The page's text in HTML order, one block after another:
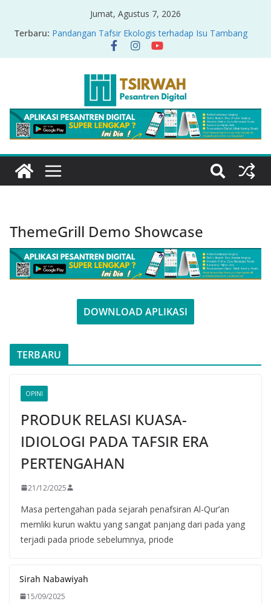
Jumat, Agustus 7, 2026
Terbaru: Pandangan Tafsir Ekologis terhadap Isu Tambang
Nikel di Raja Ampat
PRODUK RELASI KUASA-IDIOLOGI PADA TAFSIR
Sirah Nabawiyah
Oversharing dan Privasi dalam Al-Qur’an: “Ketika
Ayat Bicara Soal Curhat di Sosmed”
Menyikapi Fatherless, Kisah Lukman Menjadi
Cerminan
ThemeGrill Demo Showcase
DOWNLOAD APLIKASI
TERBARU
OPINI
PRODUK RELASI KUASA-
IDIOLOGI PADA TAFSIR ERA
PERTENGAHAN
21/12/2025
Masa pertengahan pada sejarah penafsiran Al-Qur’an
memliki kurun waktu yang sangat panjang dari pada yang
terjadi pada priode sebelumnya, priode
Sirah Nabawiyah
15/09/2025